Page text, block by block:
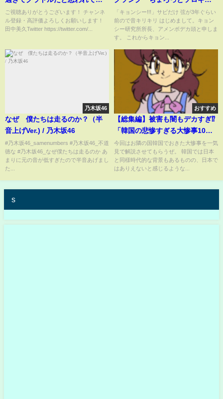
【HKT48】
ご視聴ありがとうございます！ チャンネ
ル登録・高評価よろしくお願いします！
田中美久Twitter https://twitter.com/...
ーアレンジ
「キョンシー!!!」サビだけ 弦が3年ぐらい
前ので音キリキリ はじめまして。キョン
シー研究所所長、アメンボデカ頭と申しま
す。 これからキョン...
乃木坂46
なぜ 僕たちは走るのか？（半
音上げVer.) / 乃木坂46
#乃木坂46_samenumbers #乃木坂46_不道
徳な #乃木坂46_なぜ僕たちは走るのか あ
まりに元の音が低すぎたので半音あげまし
た...
おすすめ
【総集編】被害も闇もデカすぎ⁉
「韓国の悲惨すぎる大惨事10
選」
今回はお隣の国韓国でおきた大惨事を一気
見で解説させてもらうぜ。 韓国では日本
と同様時代的な背景もあるものの、日本で
はありえないと感じるような...
s